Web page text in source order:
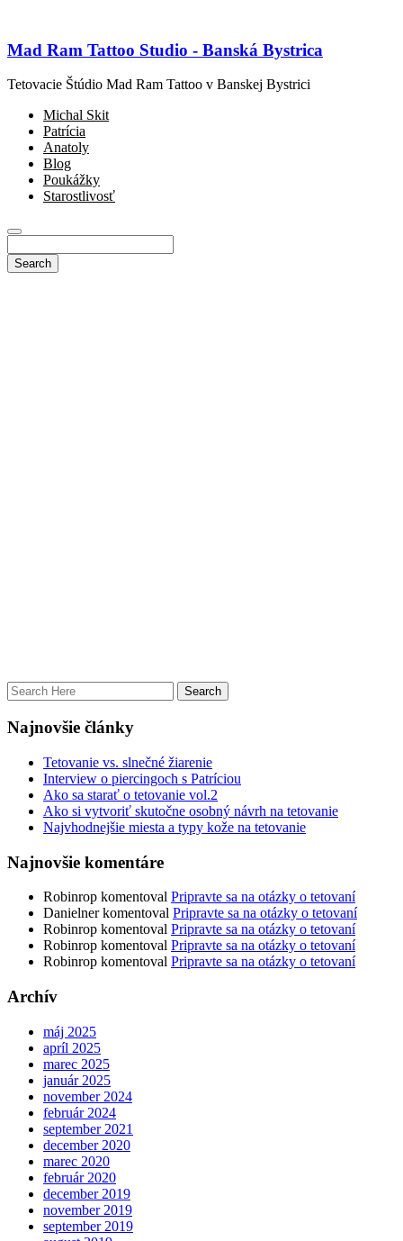
Mad Ram Tattoo Studio - Banská Bystrica
Tetovacie Štúdio Mad Ram Tattoo v Banskej Bystrici
Michal Skit
Patrícia
Anatoly
Blog
Poukážky
Starostlivosť
Najnovšie články
Tetovanie vs. slnečné žiarenie
Interview o piercingoch s Patríciou
Ako sa starať o tetovanie vol.2
Ako si vytvoriť skutočne osobný návrh na tetovanie
Najvhodnejšie miesta a typy kože na tetovanie
Najnovšie komentáre
Robinrop komentoval Pripravte sa na otázky o tetovaní
Danielnerkomentoval Pripravte sa na otázky o tetovaní
Robinrop komentoval Pripravte sa na otázky o tetovaní
Robinrop komentoval Pripravte sa na otázky o tetovaní
Robinrop komentoval Pripravte sa na otázky o tetovaní
Archív
máj 2025
apríl 2025
marec 2025
január 2025
november 2024
február 2024
september 2021
december 2020
marec 2020
február 2020
december 2019
november 2019
september 2019